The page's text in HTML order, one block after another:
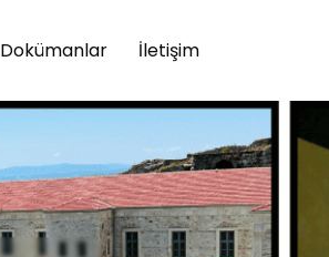
Dokümanlar İletişim